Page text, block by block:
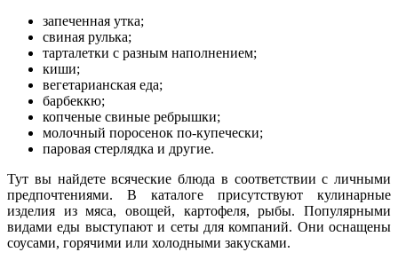
запеченная утка;
свиная рулька;
тарталетки с разным наполнением;
киши;
вегетарианская еда;
барбеккю;
копченые свиные ребрышки;
молочный поросенок по-купечески;
паровая стерлядка и другие.
Тут вы найдете всяческие блюда в соответствии с личными
предпочтениями. В каталоге присутствуют кулинарные
изделия из мяса, овощей, картофеля, рыбы. Популярными
видами еды выступают и сеты для компаний. Они оснащены
соусами, горячими или холодными закусками.